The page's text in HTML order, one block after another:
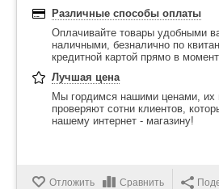
Различные способы оплаты
Оплачивайте товары удобными
наличными, безналично по
кредитной картой прямо в
Лучшая цена
Мы гордимся нашими ценами, их
проверяют сотни клиентов,
нашему интернет - магазину!
Отложить Сравнить